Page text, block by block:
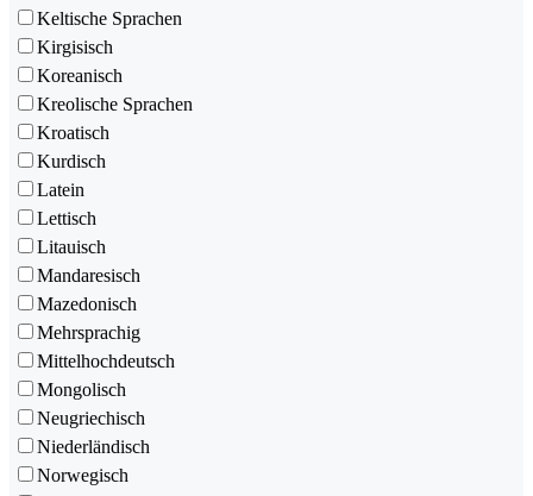
Keltische Sprachen
Kirgisisch
Koreanisch
Kreolische Sprachen
Kroatisch
Kurdisch
Latein
Lettisch
Litauisch
Mandaresisch
Mazedonisch
Mehrsprachig
Mittelhochdeutsch
Mongolisch
Neugriechisch
Niederländisch
Norwegisch